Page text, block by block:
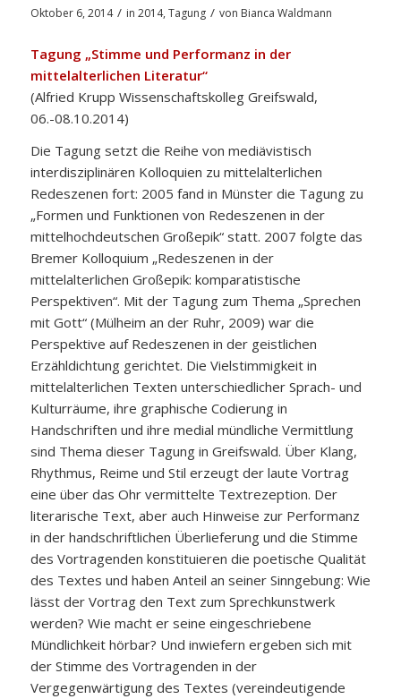
Oktober 6, 2014 / in 2014,Tagung / von Bianca Waldmann
Tagung „Stimme und Performanz in der
mittelalterlichen Literatur“
(Alfried Krupp Wissenschaftskolleg Greifswald,
06.-08.10.2014)
Die Tagung setzt die Reihe von mediävistisch
interdisziplinären Kolloquien zu mittelalterlichen
Redeszenen fort: 2005 fand in Münster die Tagung zu
„Formen und Funktionen von Redeszenen in der
mittelhochdeutschen Großepik“ statt. 2007 folgte das
Bremer Kolloquium „Redeszenen in der
mittelalterlichen Großepik: komparatistische
Perspektiven“. Mit der Tagung zum Thema „Sprechen
mit Gott“ (Mülheim an der Ruhr, 2009) war die
Perspektive auf Redeszenen in der geistlichen
Erzähldichtung gerichtet. Die Vielstimmigkeit in
mittelalterlichen Texten unterschiedlicher Sprach- und
Kulturräume, ihre graphische Codierung in
Handschriften und ihre medial mündliche Vermittlung
sind Thema dieser Tagung in Greifswald. Über Klang,
Rhythmus, Reime und Stil erzeugt der laute Vortrag
eine über das Ohr vermittelte Textrezeption. Der
literarische Text, aber auch Hinweise zur Performanz
in der handschriftlichen Überlieferung und die Stimme
des Vortragenden konstituieren die poetische Qualität
des Textes und haben Anteil an seiner Sinngebung: Wie
lässt der Vortrag den Text zum Sprechkunstwerk
werden? Wie macht er seine eingeschriebene
Mündlichkeit hörbar? Und inwiefern ergeben sich mit
der Stimme des Vortragenden in der
Vergegenwärtigung des Textes (vereindeutigende